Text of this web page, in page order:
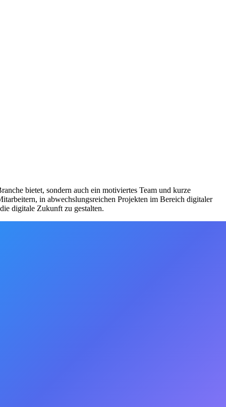
bietet, sondern auch ein motiviertes Team und kurze
in abwechslungsreichen Projekten im Bereich digitaler
digitale Zukunft zu gestalten.